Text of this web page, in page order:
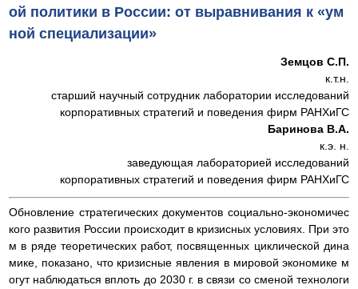
ой политики в России: от выравнивания к «ум
ной специализации»
Земцов С.П.
к.т.н.
старший научный сотрудник лаборатории исследований
корпоративных стратегий и поведения фирм РАНХиГС
Баринова В.А.
к.э. н.
заведующая лабораторией исследований
корпоративных стратегий и поведения фирм РАНХиГС
Обновление стратегических документов социально-экономичес
кого развития России происходит в кризисных условиях. При это
м в ряде теоретических работ, посвященных циклической дина
мике, показано, что кризисные явления в мировой экономике м
огут наблюдаться вплоть до 2030 г. в связи со сменой технологи